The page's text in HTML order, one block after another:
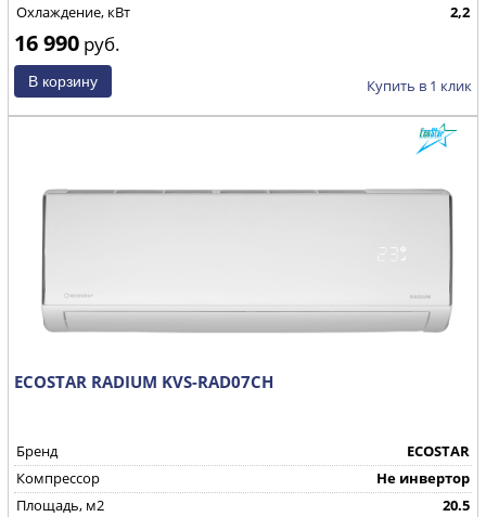
Охлаждение, кВт
2,2
16 990 руб.
Купить в 1 клик
ECOSTAR RADIUM KVS-RAD07CH
Бренд
ECOSTAR
Компрессор
Не инвертор
Площадь, м2
20.5